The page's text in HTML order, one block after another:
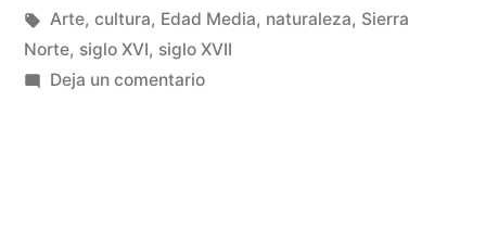
Norte»
Etiquetas:
Arte, cultura, Edad Media, naturaleza, Sierra
Norte, siglo XVI, siglo XVII
Deja un comentarioen